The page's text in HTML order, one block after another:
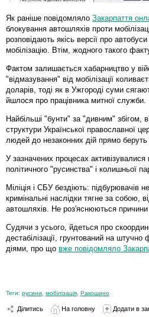
Як раніше повідомляло Закарпаття
блокування автошляхів проти
розповідають якісь версії про
мобілізацію. Втім, жодного такого
Фактом залишається хабарництво у
"відмазування" від мобілізації
доларів, тоді як в Ужгороді суми
йшлося про працівника митної служби.
Найбільші "бунти" за "дивним" збігом,
структури Української православної
людей до незаконних дій прямо
У зазначених процесах
політичного "русинства" і колишньої
Міліція і СБУ бездіють:
кримінальні наслідки тягне за собою,
автошляхів. Не роз'яснюються причини
Судячи з усього, йдеться про
дестабілізації, грунтований на
діями, про що вже повідомляло
Теги: русини мобілізація Ракошино
Ділитись На головну Додати в